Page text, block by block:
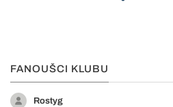
FANOUŠCI KLUBU
Rostyg